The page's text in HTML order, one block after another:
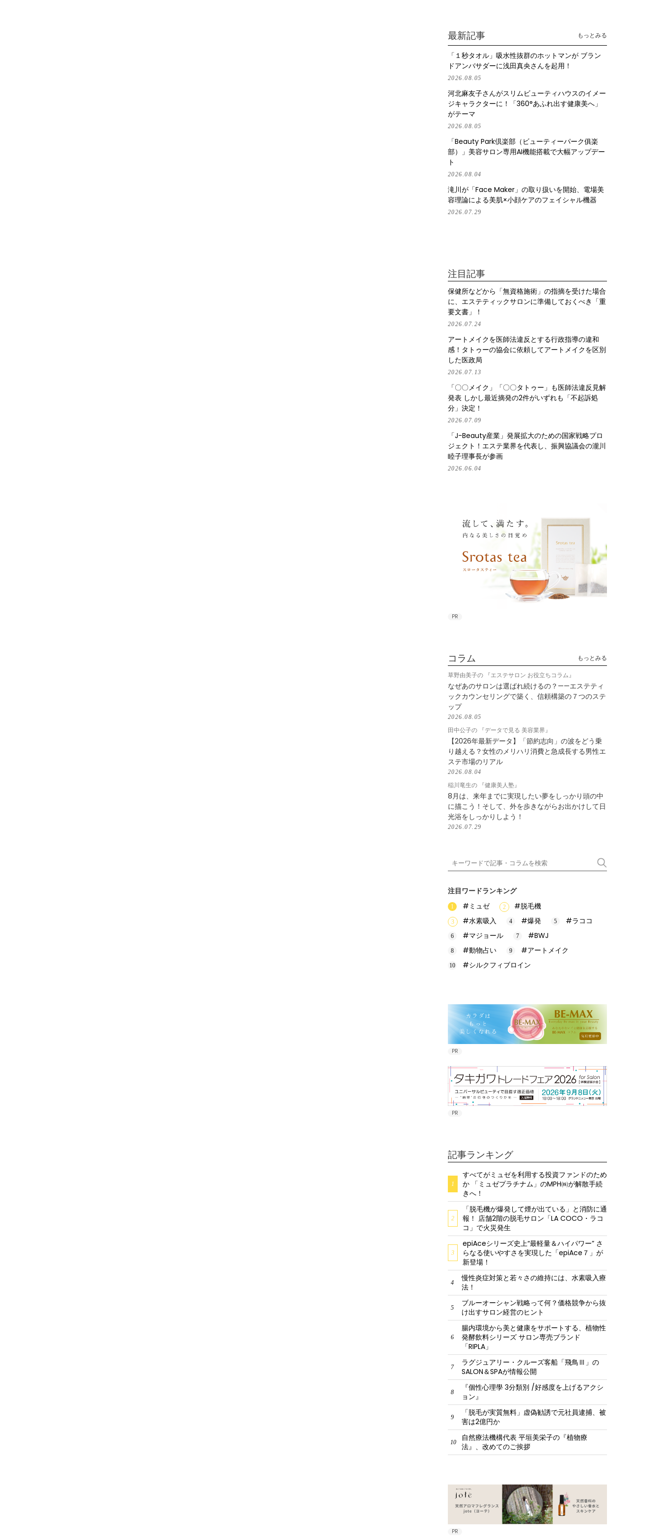
最新記事 もっとみる
「１秒タオル」吸水性抜群のホットマンが ブラン
ドアンバサダーに浅田真央さんを起用！
2026.08.05
河北麻友子さんがスリムビューティハウスのイメー
ジキャラクターに！「360°あふれ出す健康美へ」
がテーマ
2026.08.05
「Beauty Park倶楽部（ビューティーパーク俱楽
部）」美容サロン専用AI機能搭載で大幅アップデー
ト
2026.08.04
滝川が「Face Maker」の取り扱いを開始、電場美
容理論による美肌×小顔ケアのフェイシャル機器
2026.07.29
注目記事
保健所などから「無資格施術」の指摘を受けた場合
に、エステティックサロンに準備しておくべき「重
要文書」！
2026.07.24
アートメイクを医師法違反とする行政指導の違和
感！タトゥーの協会に依頼してアートメイクを区別
した医政局
2026.07.13
「〇〇メイク」「〇〇タトゥー」も医師法違反見解
発表 しかし最近摘発の2件がいずれも「不起訴処
分」決定！
2026.07.09
「J-Beauty産業」発展拡大のための国家戦略プロ
ジェクト！エステ業界を代表し、振興協議会の瀧川
睦子理事長が参画
2026.06.04
PR
コラム もっとみる
草野由美子の 『エステサロン お役立ちコラム』
なぜあのサロンは選ばれ続けるの？——エステティ
ックカウンセリングで築く、信頼構築の７つのステ
ップ
2026.08.05
田中公子の 『データで見る 美容業界』
【2026年最新データ】「節約志向」の波をどう乗
り越える？女性のメリハリ消費と急成長する男性エ
ステ市場のリアル
2026.08.04
稲川竜生の 『健康美人塾』
8月は、来年までに実現したい夢をしっかり頭の中
に描こう！そして、外を歩きながらお出かけして日
光浴をしっかりしよう！
2026.07.29
注目ワードランキング
#ミュゼ
#脱毛機
#水素吸入
#爆発
#ラココ
#マジョール
#BWJ
#動物占い
#アートメイク
#シルクフィブロイン
PR
PR
記事ランキング
1
すべてがミュゼを利用する投資ファンドのため
か 「ミュゼプラチナム」のMPH㈱が解散手続
きへ！
2
「脱毛機が爆発して煙が出ている」と消防に通
報！ 店舗2階の脱毛サロン「LA COCO・ラコ
コ」で火災発生
3
epiAceシリーズ史上“最軽量＆ハイパワー” さ
らなる使いやすさを実現した「epiAce７」が
新登場！
4
慢性炎症対策と若々さの維持には、水素吸入療
法！
5
ブルーオーシャン戦略って何？価格競争から抜
け出すサロン経営のヒント
6
腸内環境から美と健康をサポートする、植物性
発酵飲料シリーズ サロン専売ブランド
「RIPLA」
7
ラグジュアリー・クルーズ客船「飛鳥Ⅲ」の
SALON＆SPAが情報公開
8
『個性心理學 3分類別 /好感度を上げるアクシ
ョン』
9
「脱毛が実質無料」虚偽勧誘で元社員逮捕、被
害は2億円か
10
自然療法機構代表 平垣美栄子の『植物療
法』、改めてのご挨拶
PR